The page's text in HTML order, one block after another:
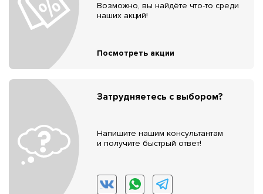
Возможно, вы найдёте что-то среди
наших акций!
Посмотреть акции
Затрудняетесь с выбором?
Напишите нашим консультантам
и получите быстрый ответ!